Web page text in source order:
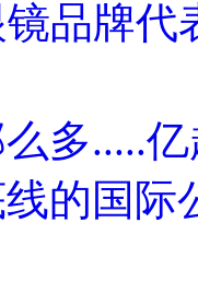
品牌代
多.....
的国际